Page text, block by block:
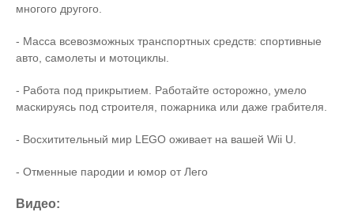
многого другого.
- Масса всевозможных транспортных средств: спортивные
авто, самолеты и мотоциклы.
- Работа под прикрытием. Работайте осторожно, умело
маскируясь под строителя, пожарника или даже грабителя.
- Восхитительный мир LEGO оживает на вашей Wii U.
- Отменные пародии и юмор от Лего
Видео: